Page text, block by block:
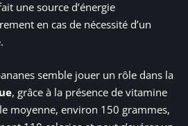
une source d’énergie
en cas de nécessité d’un
semble jouer un rôle dans la
, grâce à la présence de vitamine
moyenne, environ 150 grammes,